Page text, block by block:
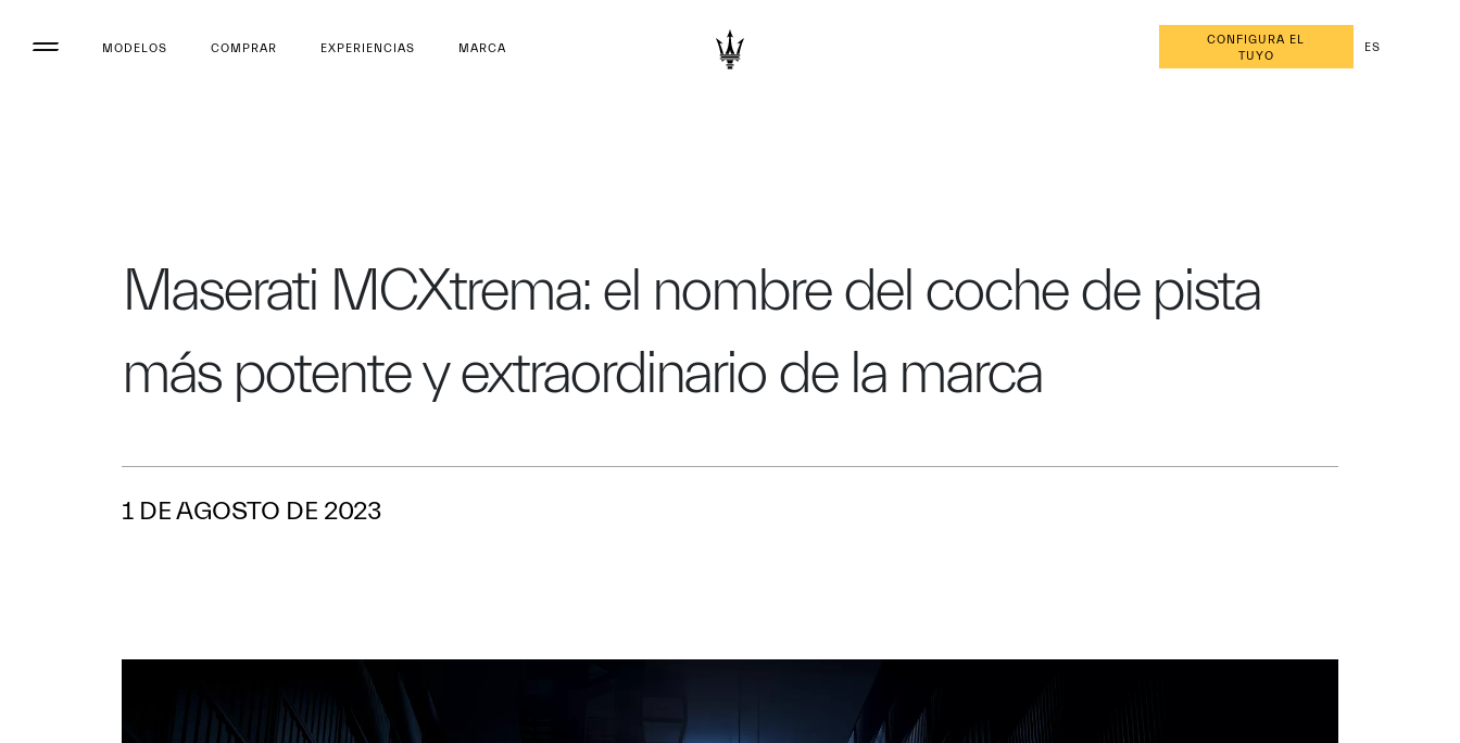
MODELOS COMPRAR EXPERIENCIAS MARCA
CONFIGURA EL
TUYO
ES
Maserati MCXtrema: el nombre del coche de pista
más potente y extraordinario de la marca
1 DE AGOSTO DE 2023